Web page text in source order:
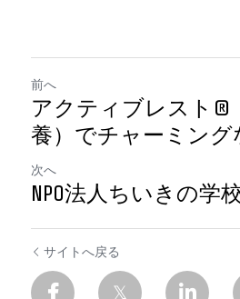
前へ
アクティブレスト®
養）でチャーミング
次へ
NPO法人ちいきの学
サイトへ戻る